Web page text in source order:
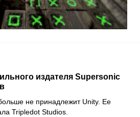
издателя Supersonic
не принадлежит Unity. Ее
Tripledot Studios.